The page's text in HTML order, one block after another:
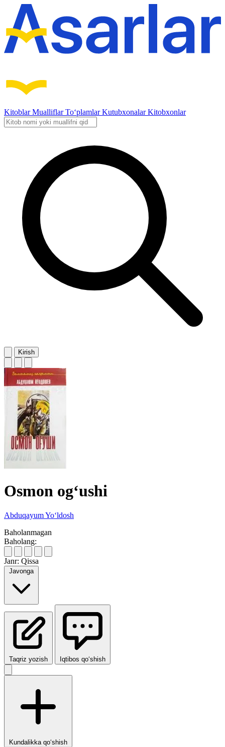
KitoblarMualliflarTo‘plamlarKutubxonalarKitobxonlar
Kirish
Osmon og‘ushi
Abduqayum Yo‘ldosh
Baholanmagan
Baholang:
Janr: Qissa
Javonga
Taqriz yozish Iqtibos qo‘shish
Kundalikka qo‘shish